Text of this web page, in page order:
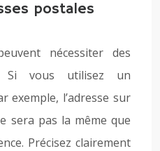
postales
nécessiter des
Si vous utilisez un
exemple, l’adresse sur
sera pas la même que
Précisez clairement